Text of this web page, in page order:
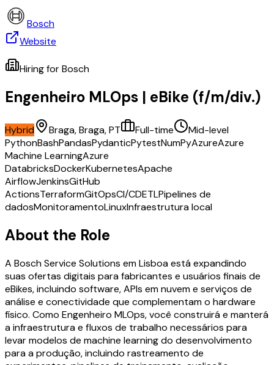
Bosch
Website
Hiring forBosch
Engenheiro MLOps | eBike (f/m/div.)
Hybrid Braga, Braga, PT Full-time
Mid-level
PythonBashPandasPydanticPytestNumPyAzureAzure
Machine LearningAzure
DatabricksDockerKubernetesApache
AirflowJenkinsGitHub
ActionsTerraformGitOpsCI/CDETLPipelines de
dadosMonitoramentoLinuxInfraestrutura local
About the Role
A Bosch Service Solutions em Lisboa está expandindo
suas ofertas digitais para fabricantes e usuários finais de
eBikes, incluindo software, APIs em nuvem e serviços de
análise e conectividade que complementam o hardware
físico. Como Engenheiro MLOps, você construirá e manterá
a infraestrutura e fluxos de trabalho necessários para
levar modelos de machine learning do desenvolvimento
para a produção, incluindo rastreamento de